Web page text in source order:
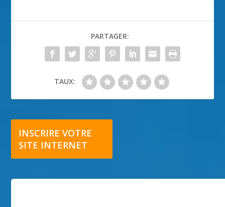
PARTAGER:
TAUX:
INSCRIRE VOTRE
SITE INTERNET